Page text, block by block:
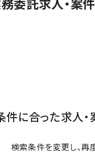
件に合った求人
検索条件を変更し、再